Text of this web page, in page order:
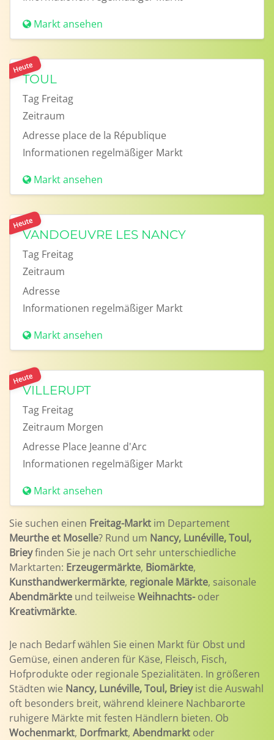
Markt ansehen
Heute
TOUL
Tag Freitag
Zeitraum
Adresse place de la République
Informationen regelmäßiger Markt
Markt ansehen
Heute
VANDOEUVRE LES NANCY
Tag Freitag
Zeitraum
Adresse
Informationen regelmäßiger Markt
Markt ansehen
Heute
VILLERUPT
Tag Freitag
Zeitraum Morgen
Adresse Place Jeanne d'Arc
Informationen regelmäßiger Markt
Markt ansehen
Sie suchen einen Freitag-Markt im Departement
Meurthe et Moselle? Rund um Nancy, Lunéville, Toul,
Brieyfinden Sie je nach Ort sehr unterschiedliche
Marktarten: Erzeugermärkte, Biomärkte,
Kunsthandwerkermärkte, regionale Märkte, saisonale
Abendmärkte und teilweise Weihnachts- oder
Kreativmärkte.
Je nach Bedarf wählen Sie einen Markt für Obst und
Gemüse, einen anderen für Käse, Fleisch, Fisch,
Hofprodukte oder regionale Spezialitäten. In größeren
Städten wie Nancy, Lunéville, Toul, Brieyist die Auswahl
oft besonders breit, während kleinere Nachbarorte
ruhigere Märkte mit festen Händlern bieten. Ob
Wochenmarkt, Dorfmarkt, Abendmarkt oder